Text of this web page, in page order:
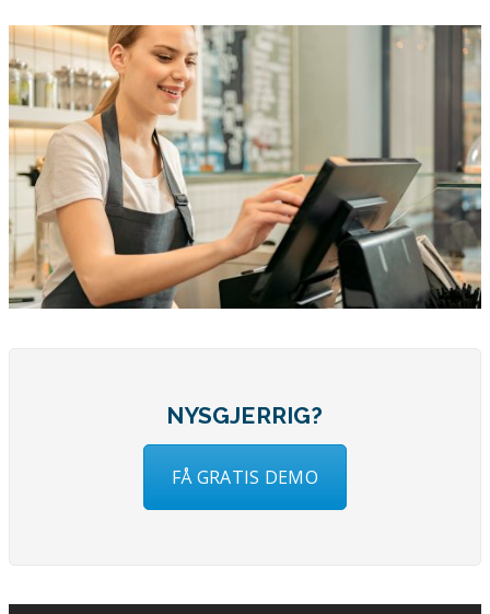
NYSGJERRIG?
FÅ GRATIS DEMO